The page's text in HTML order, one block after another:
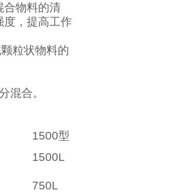
合物料的清
度，提高工作
粒状物料的
混合。
1500型
1500L
750L